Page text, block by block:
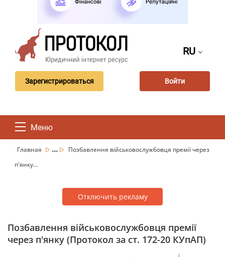
RU
Зарегистрироваться Войти
Меню
Главная ...
Позбавлення військовослужбовця премії через
п'янку...
Отключить рекламу
Позбавлення військовослужбовця премії
через п'янку (Протокол за ст. 172-20 КУпАП)